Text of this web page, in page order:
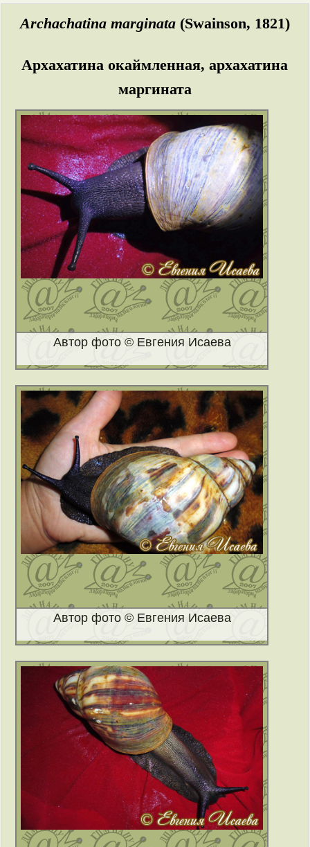
Archachatina marginata(Swainson, 1821)
Архахатина окаймленная, архахатина
маргината
Автор фото © Евгения Исаева
Автор фото © Евгения Исаева